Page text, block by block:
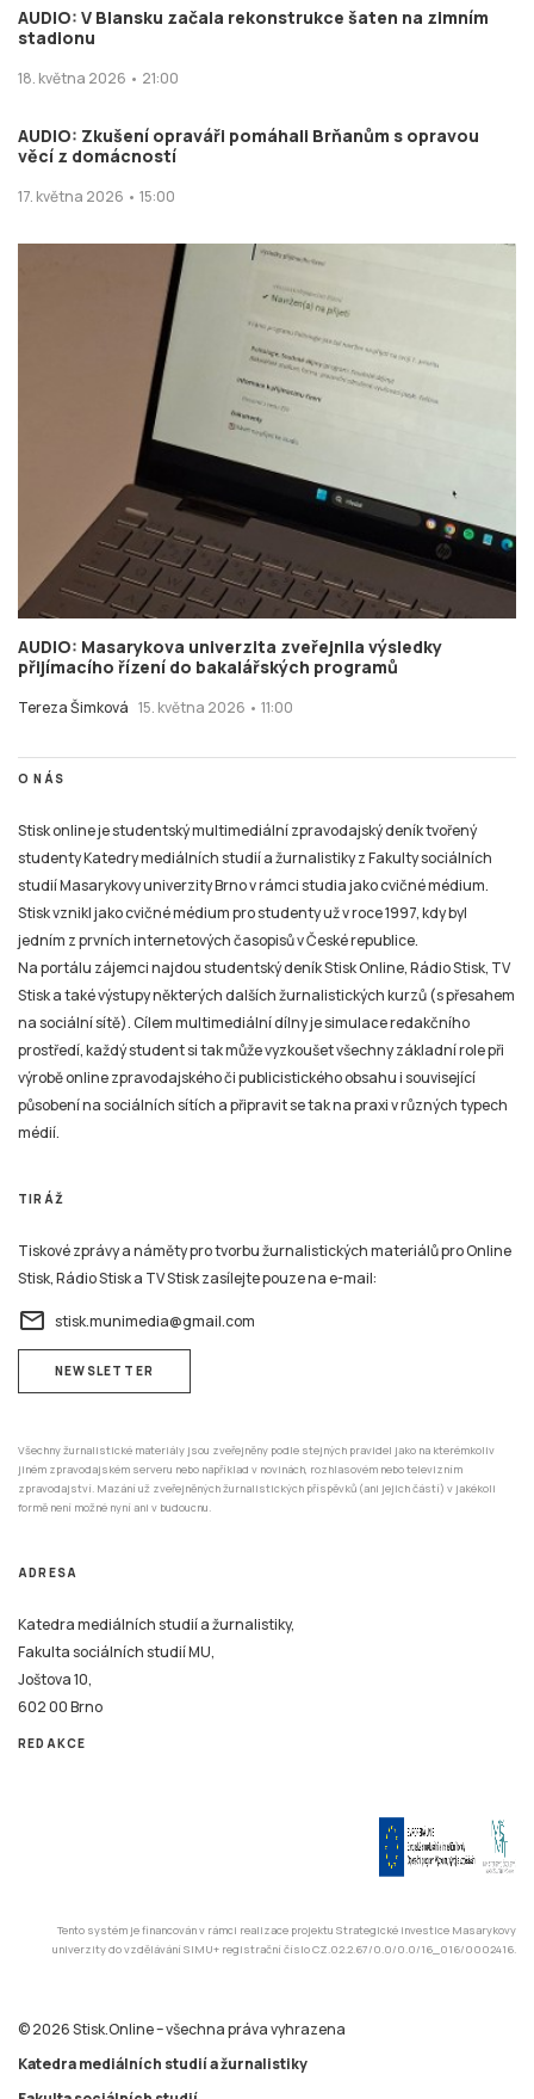
AUDIO: V Blansku začala rekonstrukce šaten na zimním
stadionu
18. května 2026 • 21:00
AUDIO: Zkušení opraváři pomáhali Brňanům s opravou
věcí z domácností
17. května 2026 • 15:00
AUDIO: Masarykova univerzita zveřejnila výsledky
přijímacího řízení do bakalářských programů
Tereza Šimková 15. května 2026 • 11:00
O NÁS
Stisk online je studentský multimediální zpravodajský deník tvořený
studenty Katedry mediálních studií a žurnalistiky z Fakulty sociálních
studií Masarykovy univerzity Brno v rámci studia jako cvičné médium.
Stisk vznikl jako cvičné médium pro studenty už v roce 1997, kdy byl
jedním z prvních internetových časopisů v České republice.
Na portálu zájemci najdou studentský deník Stisk Online, Rádio Stisk, TV
Stisk a také výstupy některých dalších žurnalistických kurzů (s přesahem
na sociální sítě). Cílem multimediální dílny je simulace redakčního
prostředí, každý student si tak může vyzkoušet všechny základní role při
výrobě online zpravodajského či publicistického obsahu i související
působení na sociálních sítích a připravit se tak na praxi v různých typech
médií.
TIRÁŽ
Tiskové zprávy a náměty pro tvorbu žurnalistických materiálů pro Online
Stisk, Rádio Stisk a TV Stisk zasílejte pouze na e-mail:
email stisk.munimedia@gmail.com
NEWSLETTER
Všechny žurnalistické materiály jsou zveřejněny podle stejných pravidel jako na kterémkoliv
jiném zpravodajském serveru nebo například v novinách, rozhlasovém nebo televizním
zpravodajství. Mazání už zveřejněných žurnalistických příspěvků (ani jejich částí) v jakékoli
formě není možné nyní ani v budoucnu.
ADRESA
Katedra mediálních studií a žurnalistiky,
Fakulta sociálních studií MU,
Joštova 10,
602 00 Brno
REDAKCE
Tento systém je financován v rámci realizace projektu Strategické investice Masarykovy
univerzity do vzdělávání SIMU+ registrační číslo CZ.02.2.67/0.0/0.0/16_016/0002416.
© 2026 Stisk.Online – všechna práva vyhrazena
Katedra mediálních studií a žurnalistiky